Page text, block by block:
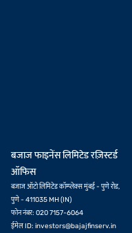
बजाज फाइनेंस लिमिटेड रज़िस्टर्ड
ऑफिस
बजाज ऑटो लिमिटेड कॉम्प्लेक्स मुंबई - पुणे रोड,
पुणे - 411035 MH (IN)
फोन नंबर: 020 7157-6064
ईमेल ID: investors@bajajfinserv.in